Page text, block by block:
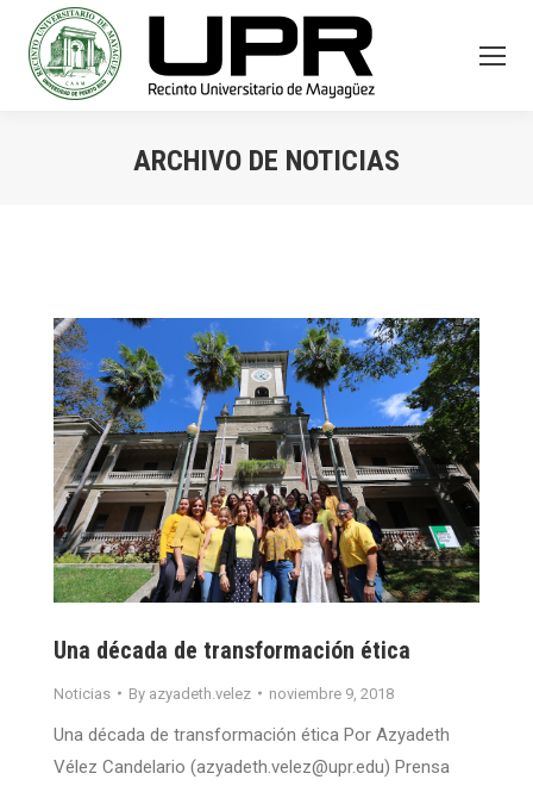
ARCHIVO DE NOTICIAS
Una década de transformación ética
Noticias By azyadeth.velez noviembre 9, 2018
Una década de transformación ética Por Azyadeth
Vélez Candelario (azyadeth.velez@upr.edu) Prensa